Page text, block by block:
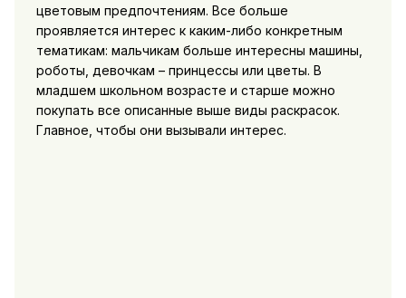
цветовым предпочтениям. Все больше
проявляется интерес к каким-либо конкретным
тематикам: мальчикам больше интересны машины,
роботы, девочкам – принцессы или цветы. В
младшем школьном возрасте и старше можно
покупать все описанные выше виды раскрасок.
Главное, чтобы они вызывали интерес.